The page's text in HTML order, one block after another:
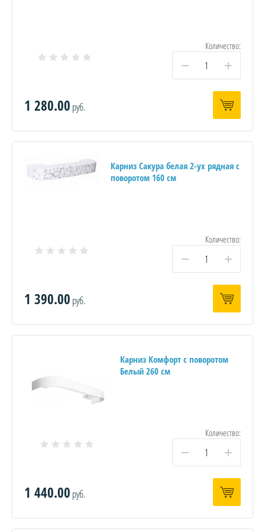
Количество:
− +
1 280.00 руб.
Карниз Сакура белая 2-ух рядная с
поворотом 160 см
Количество:
− +
1 390.00 руб.
Карниз Комфорт с поворотом
Белый 260 см
Количество:
− +
1 440.00 руб.